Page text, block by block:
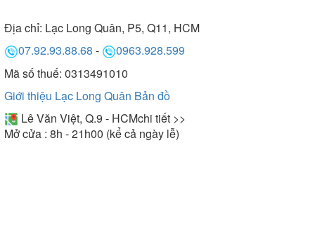
Địa chỉ: Lạc Long Quân, P5, Q11, HCM
07.92.93.88.68 -
0963.928.599
Mã số thuế: 0313491010
Giới thiệu Lạc Long Quân Bản đồ
Lê Văn Việt, Q.9 - HCMchi tiết >>
Mở cửa : 8h - 21h00 (kể cả ngày lễ)